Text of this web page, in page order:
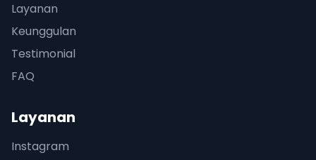
Layanan
Keunggulan
Testimonial
FAQ
Layanan
Instagram